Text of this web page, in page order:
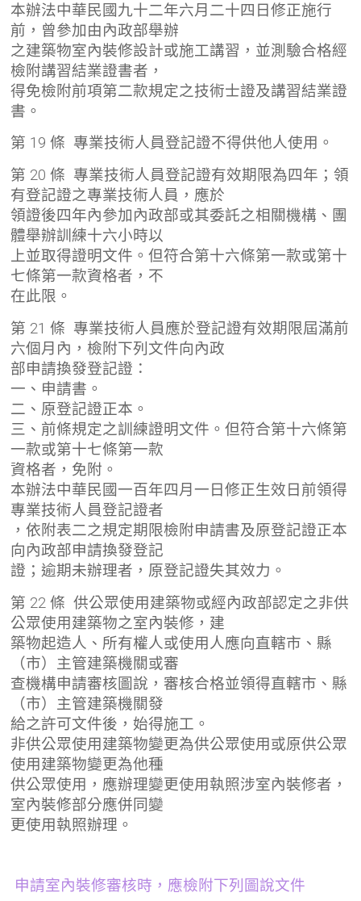
本辦法中華民國九十二年六月二十四日修正施行
前，曾參加由內政部舉辦
之建築物室內裝修設計或施工講習，並測驗合格經
檢附講習結業證書者，
得免檢附前項第二款規定之技術士證及講習結業證
書。
第 19 條 專業技術人員登記證不得供他人使用。
第 20 條 專業技術人員登記證有效期限為四年；領
有登記證之專業技術人員，應於
領證後四年內參加內政部或其委託之相關機構、團
體舉辦訓練十六小時以
上並取得證明文件。但符合第十六條第一款或第十
七條第一款資格者，不
在此限。
第 21 條 專業技術人員應於登記證有效期限屆滿前
六個月內，檢附下列文件向內政
部申請換發登記證：
一、申請書。
二、原登記證正本。
三、前條規定之訓練證明文件。但符合第十六條第
一款或第十七條第一款
資格者，免附。
本辦法中華民國一百年四月一日修正生效日前領得
專業技術人員登記證者
，依附表二之規定期限檢附申請書及原登記證正本
向內政部申請換發登記
證；逾期未辦理者，原登記證失其效力。
第 22 條 供公眾使用建築物或經內政部認定之非供
公眾使用建築物之室內裝修，建
築物起造人、所有權人或使用人應向直轄市、縣
（市）主管建築機關或審
查機構申請審核圖說，審核合格並領得直轄市、縣
（市）主管建築機關發
給之許可文件後，始得施工。
非供公眾使用建築物變更為供公眾使用或原供公眾
使用建築物變更為他種
供公眾使用，應辦理變更使用執照涉室內裝修者，
室內裝修部分應併同變
更使用執照辦理。
申請室內裝修審核時，應檢附下列圖說文件